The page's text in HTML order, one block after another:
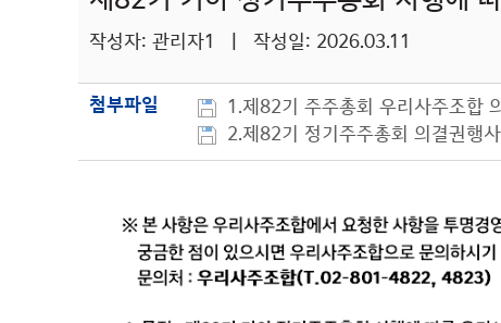
작성자: 관리자1 | 작성일: 2026.03.11
첨부파일
1.제82기 주주총회 우리사주조합
2.제82기 정기주주총회 의결권행